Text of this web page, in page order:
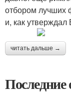
отбором лучших
и, как
читать дальше →
Последние